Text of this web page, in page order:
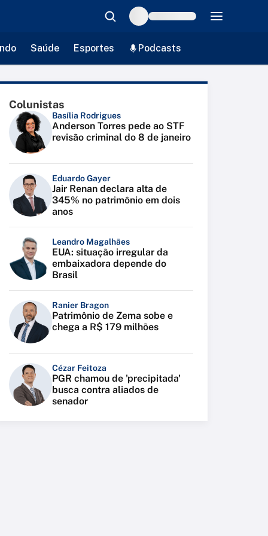
Saúde Esportes Podcasts
Colunistas
Basília Rodrigues
Anderson Torres pede ao STF
revisão criminal do 8 de janeiro
Eduardo Gayer
Jair Renan declara alta de
345% no patrimônio em dois
anos
Leandro Magalhães
EUA: situação irregular da
embaixadora depende do
Brasil
Ranier Bragon
Patrimônio de Zema sobe e
chega a R$ 179 milhões
Cézar Feitoza
PGR chamou de 'precipitada'
busca contra aliados de
senador